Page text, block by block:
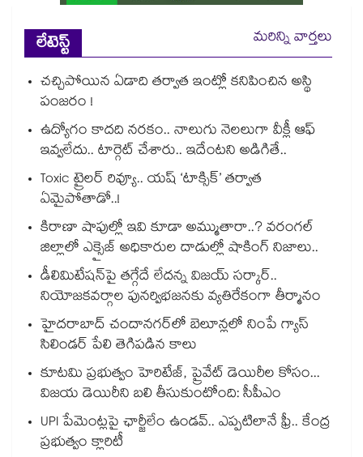
లేటెస్ట్
మరిన్ని వార్తలు
చచ్చిపోయిన ఏడాది తర్వాత ఇంట్లో కనిపించిన అస్థి
పంజరం !
ఉద్యోగం కాదది నరకం.. నాలుగు నెలలుగా వీక్లీ ఆఫ్
ఇవ్వలేదు.. టార్గెట్ చేశారు.. ఇదేంటని అడిగితే..
Toxic ట్రైలర్ రివ్యూ.. యష్ ‘టాక్సిక్’ తర్వాత
ఏమైపోతాడో..!
కిరాణా షాపుల్లో ఇవి కూడా అమ్ముతారా..? వరంగల్
జిల్లాలో ఎక్సైజ్ అధికారుల దాడుల్లో షాకింగ్ నిజాలు..
డీలిమిటేషన్‎పై తగ్గేదే లేదన్న విజయ్ సర్కార్..
నియోజకవర్గాల పునర్విభజనకు వ్యతిరేకంగా తీర్మానం
హైదరాబాద్⁪ చందానగర్⁫లో బెలూన్లలో నింపే గ్యాస్
సిలిండర్ పేలి తెగిపడిన కాలు
కూటమి ప్రభుత్వం హెరిటేజ్, ప్రైవేట్ డెయిరీల కోసం...
విజయ డెయిరీని బలి తీసుకుంటోంది: సీపీఎం
UPI పేమెంట్లపై ఛార్జీలేం ఉండవ్.. ఎప్పటిలానే ఫ్రీ.. కేంద్ర
ప్రభుత్వం క్లారిటీ